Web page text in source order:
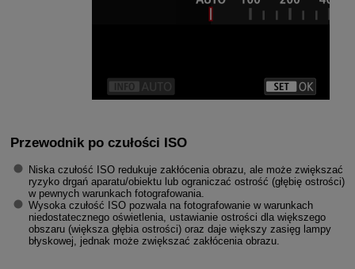
Przewodnik po czułości ISO
Niska czułość ISO redukuje zakłócenia obrazu, ale może zwiększać
ryzyko drgań aparatu/obiektu lub ograniczać ostrość (głębię ostrości)
w pewnych warunkach fotografowania.
Wysoka czułość ISO pozwala na fotografowanie w warunkach
niedostatecznego oświetlenia, ustawianie ostrości dla większego
obszaru (większa głębia ostrości) oraz daje większy zasięg lampy
błyskowej, jednak może zwiększać zakłócenia obrazu.